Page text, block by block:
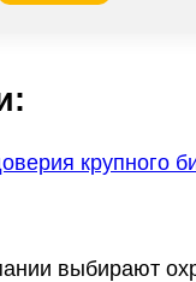
крупного
выбирают